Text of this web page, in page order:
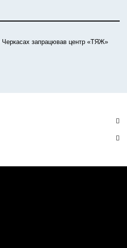
Черкасах запрацював центр «ТЯЖ»